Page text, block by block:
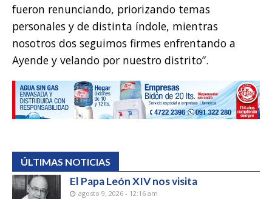
fueron renunciando, priorizando temas
personales y de distinta índole, mientras
nosotros dos seguimos firmes enfrentando a
Ayende y velando por nuestro distrito”.
ÚLTIMAS NOTICIAS
El Papa León XIV nos visita
agosto 9, 2026 - 12:16 am